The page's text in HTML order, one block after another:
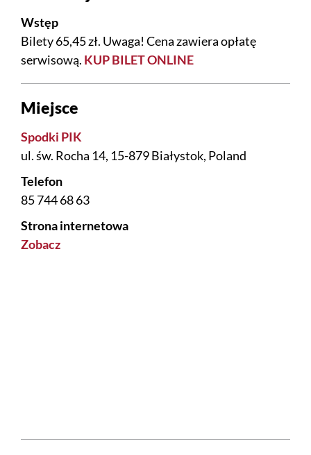
Wstęp
Bilety 65,45 zł. Uwaga! Cena zawiera opłatę
serwisową. KUP BILET ONLINE
Miejsce
Spodki PIK
ul. św. Rocha 14, 15-879 Białystok, Poland
Telefon
85 744 68 63
Strona internetowa
Zobacz